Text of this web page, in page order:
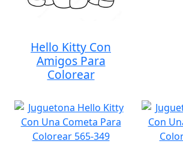
Hello Kitty Con
Amigos Para
Colorear